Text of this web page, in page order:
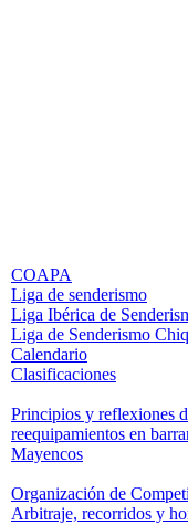
COAPA
Liga de senderismo
Liga Ibérica de
Liga de Senderismo
Calendario
Clasificaciones
Principios y reflexiones
reequipamientos en
Mayencos
Organización de
Arbitraje, recorridos y